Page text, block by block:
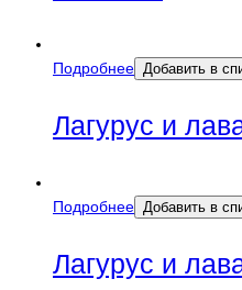
Подробнее Добавить в
Лагурус и
Подробнее Добавить в
Лагурус и